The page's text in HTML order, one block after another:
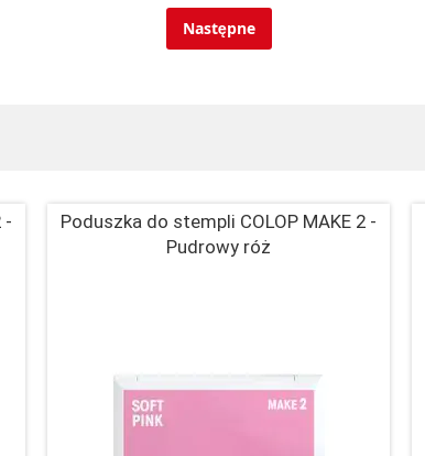
Następne
-
Poduszka do stempli COLOP MAKE 2 -
Pudrowy róż